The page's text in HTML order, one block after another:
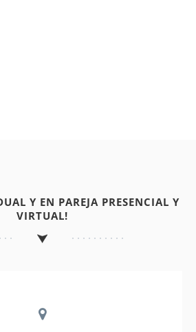
Y EN PAREJA PRESENCIAL Y
VIRTUAL!